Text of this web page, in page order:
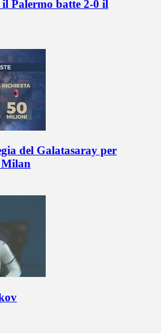
Palermo batte 2-0 il
del Galatasaray per
Milan